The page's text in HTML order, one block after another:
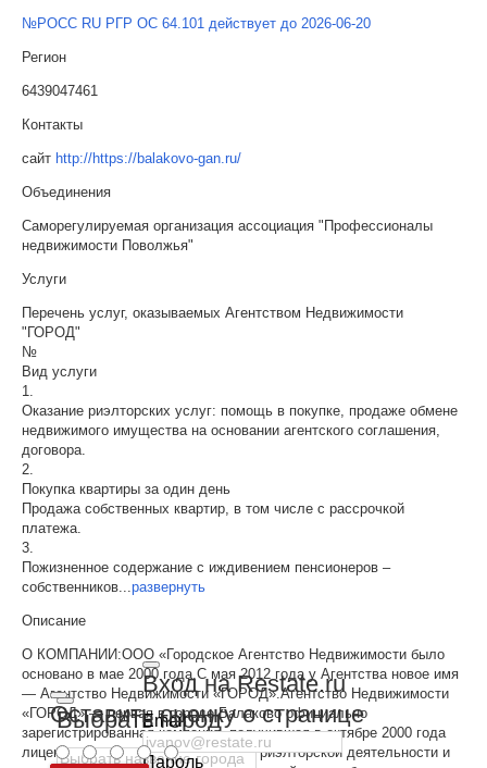
Выбрать город
Вход на Restate.ru
Email
Пароль
№РОСС RU РГР ОС 64.101 действует до 2026-06-20
Регион
6439047461
Контакты
сайт http://https://balakovo-gan.ru/
Объединения
Саморегулируемая организация ассоциация "Профессионалы
недвижимости Поволжья"
Услуги
Перечень услуг, оказываемых Агентством Недвижимости
"ГОРОД"
№
Вид услуги
1.
Оказание риэлторских услуг: помощь в покупке, продаже обмене
недвижимого имущества на основании агентского соглашения,
договора.
2.
Покупка квартиры за один день
Продажа собственных квартир, в том числе с рассрочкой
платежа.
3.
Пожизненное содержание с иждивением пенсионеров –
собственников...развернуть
Описание
О КОМПАНИИ:ООО «Городское Агентство Недвижимости было
основано в мае 2000 года.С мая 2012 года у Агентства новое имя
— Агентство Недвижимости «ГОРОД».Агентство Недвижимости
«ГОРОД» — первая в городе Балаково официально
зарегистрированная компания, получившая в октябре 2000 года
лицензию на право осуществления риэлторской деятельности и
Оставить оценку о странице